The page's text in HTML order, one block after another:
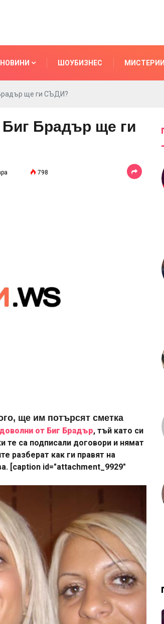
НОВИНИ ШОУБИЗНЕС МИСТЕРИИ
ще ги СЪДИ?
Брадър ще ги
798
ще им потърсят сметка
от Биг Брадър, тъй като си
те са подписали договори и нямат
разберат как ги правят на
[caption id="attachment_9929"